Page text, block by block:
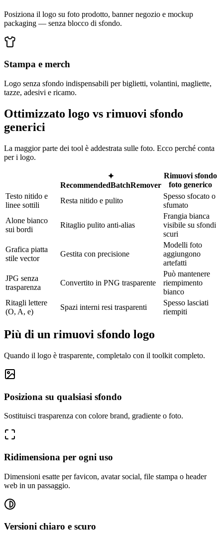
Posiziona il logo su foto prodotto, banner negozio e mockup
packaging — senza blocco di sfondo.
Stampa e merch
Logo senza sfondo indispensabili per biglietti, volantini, magliette,
tazze, adesivi e ricamo.
Ottimizzato logo vs rimuovi sfondo
generici
La maggior parte dei tool è addestrata sulle foto. Ecco perché conta
per i logo.
✦
RecommendedBatchRemover
Rimuovi sfondo
foto generico
Testo nitido e
linee sottili
Resta nitido e pulito
Spesso sfocato o
sfumato
Alone bianco
sui bordi
Ritaglio pulito anti-alias
Frangia bianca
visibile su sfondi
scuri
Grafica piatta
stile vector
Gestita con precisione
Modelli foto
aggiungono
artefatti
JPG senza
trasparenza
Convertito in PNG trasparente
Può mantenere
riempimento
bianco
Ritagli lettere
(O, A, e)
Spazi interni resi trasparenti
Spesso lasciati
riempiti
Più di un rimuovi sfondo logo
Quando il logo è trasparente, completalo con il toolkit completo.
Posiziona su qualsiasi sfondo
Sostituisci trasparenza con colore brand, gradiente o foto.
Ridimensiona per ogni uso
Dimensioni esatte per favicon, avatar social, file stampa o header
web in un passaggio.
Versioni chiaro e scuro